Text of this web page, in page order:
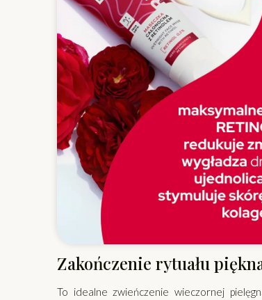
Zakończenie rytuału
To idealne zwieńczenie wieczornej